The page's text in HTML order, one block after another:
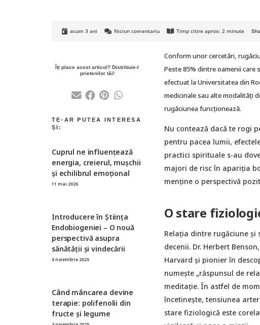
acum 3 ani Niciun comentariu Timp citire aprox: 2 minute
Cuprul ne influențează
energia, creierul, mușchii
și echilibrul emoțional
11 mai 2026
Introducere în Știința
Endobiogeniei – O nouă
perspectivă asupra
sănătății și vindecării
6 noiembrie 2025
Când mâncarea devine
terapie: polifenolii din
fructe și legume
Conform unor cercetări,
Peste 85% dintre oamenii
efectuat la Universitatea din
medicinale sau alte modalități
rugăciunea funcționează.
Nu contează dacă te rogi
pentru pacea lumii,
practici spirituale s-au
majori de risc în apariția
menține o perspectivă
O stare
Relația dintre rugăciune
decenii. Dr. Herbert
Harvard şi pionier în
numeşte „răspunsul de
meditație. În astfel de
încetineşte, tensiunea
stare fiziologică este